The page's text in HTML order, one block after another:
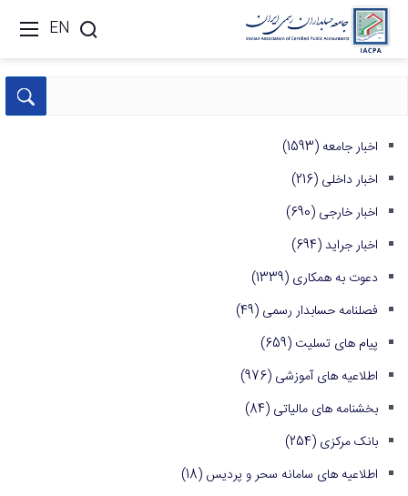
EN
اخبار جامعه (1593)
اخبار داخلی (216)
اخبار خارجی (690)
اخبار جراید(694)
دعوت به همکاری (1339)
فصلنامه حسابدار رسمی (49)
پیام های تسلیت (659)
اطلاعیه های آموزشی (976)
بخشنامه های مالیاتی (84)
بانک مرکزی (254)
اطلاعیه های سامانه سحر و پردیس (18)